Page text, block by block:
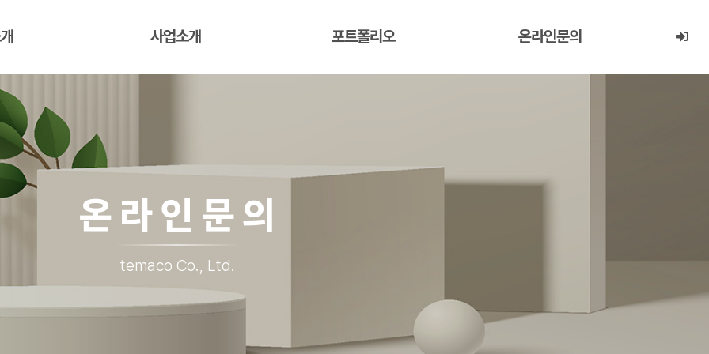
사업소개 포트폴리오 온라인문의
온라인문의
temaco Co., Ltd.